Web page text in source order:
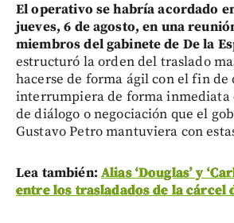
El operativo se habría acordado
jueves, 6 de agosto, en una
miembros del gabinete de De la
estructuró la orden del traslado
hacerse de forma ágil con el fin de
interrumpiera de forma inmediata
de diálogo o negociación que el
Gustavo Petro mantuviera con
Lea también: Alias ‘Douglas’ y
entre los trasladados de la cárcel